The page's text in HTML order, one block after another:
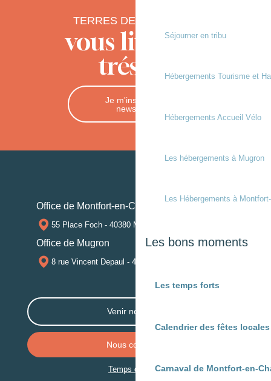
Séjourner en tribu
Hébergements Tourisme et
Hébergements Accueil Vélo
Les hébergements à Mugron
Les Hébergements à
Les bons moments
Les temps forts
Calendrier des fêtes
Carnaval de Montfort-en-
TERRES DE CHALOSSE
vous livre ses
trésors
Je m'inscris à la
newsletter
Office de Montfort-en-Chalosse
55 Place Foch - 40380 MONTFORT-EN-CHALOSSE
Office de Mugron
8 rue Vincent Depaul - 40250 MUGRON
Venir nous voir
Nous contacter
Temps de trajet